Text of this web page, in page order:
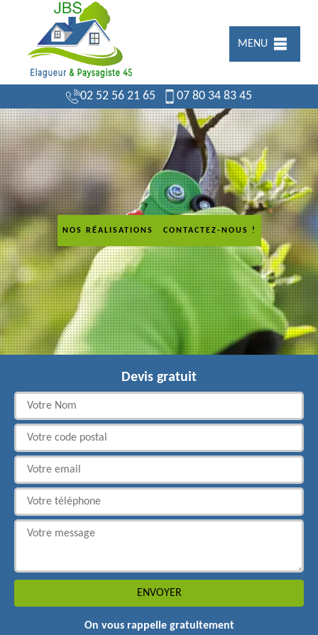
MENU
02 52 56 21 65 07 80 34 83 45
NOS RÉALISATIONS CONTACTEZ-NOUS !
Devis gratuit
On vous rappelle gratuitement